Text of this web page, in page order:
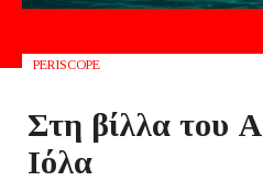
PERISCOPE
Στη βίλλα του
Ιόλα